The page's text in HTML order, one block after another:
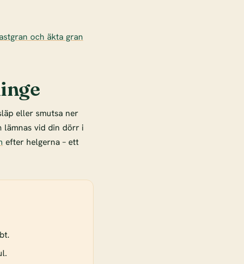
och äkta gran
eller smutsa ner
lämnas vid din dörr i
efter helgerna – ett